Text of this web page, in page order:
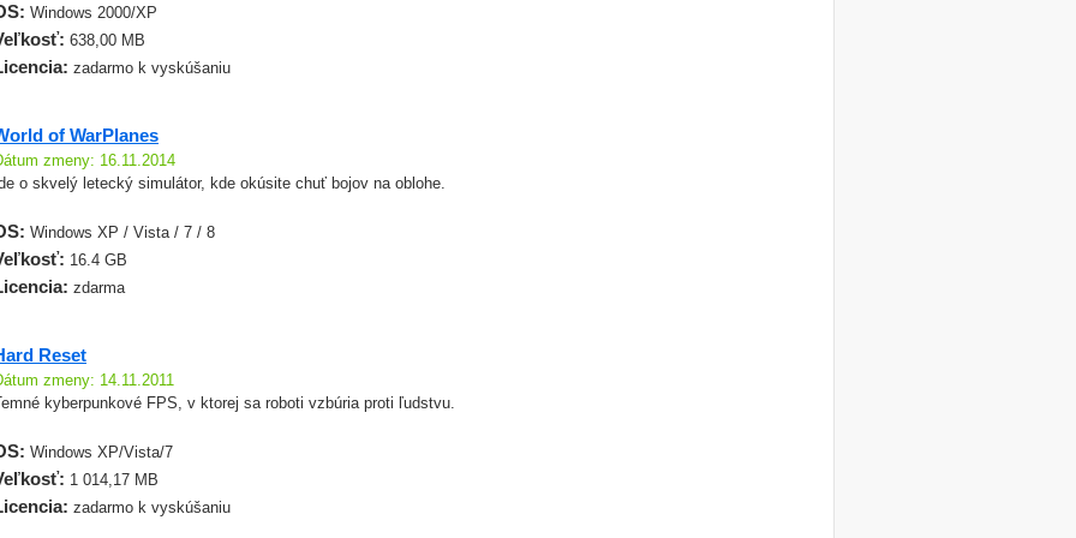
Windows 2000/XP
638,00 MB
zadarmo k vyskúšaniu
of WarPlanes
zmeny: 16.11.2014
o skvelý letecký simulátor, kde okúsite chuť bojov na oblohe.
Windows XP / Vista / 7 / 8
16.4 GB
zdarma
Reset
zmeny: 14.11.2011
kyberpunkové FPS, v ktorej sa roboti vzbúria proti ľudstvu.
Windows XP/Vista/7
1 014,17 MB
zadarmo k vyskúšaniu